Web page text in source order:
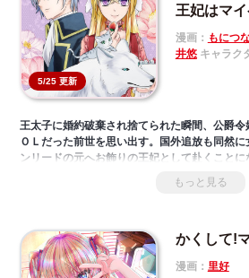
5/25 更新
王妃はマ
漫画： もにつ
井悠キャラク
王太子に婚約破棄され捨てられた瞬間、公爵
ＯＬだった前世を思い出す。国外追放も同然
ンリードの元へお飾りの王妃として赴くこと
に囲まれた離宮で、マイペースな毎日を過ごす
狼と出会い餌付けして以来、グレンリードの態
本作品の作画につきまして、もにつなのに先生
りました。これに伴い、第６話（１）～（３）
をさせていただいております。引き続き本作品
もっと見る
かくして!
漫画： 里好